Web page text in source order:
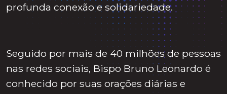
profunda conexão e solidariedade.
Seguido por mais de 40 milhões de pessoas
nas redes sociais, Bispo Bruno Leonardo é
conhecido por suas orações diárias e